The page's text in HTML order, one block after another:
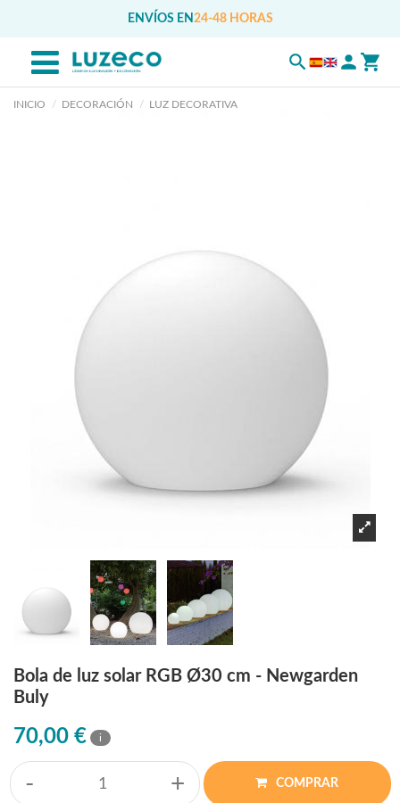
ENVÍOS EN 24-48 HORAS
INICIO DECORACIÓN LUZ DECORATIVA
Bola de luz solar RGB Ø30 cm - Newgarden
Buly
70,00 € i
- + COMPRAR